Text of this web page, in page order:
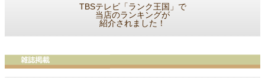
TBSテレビ「ランク王国」で
当店のランキングが
紹介されました！